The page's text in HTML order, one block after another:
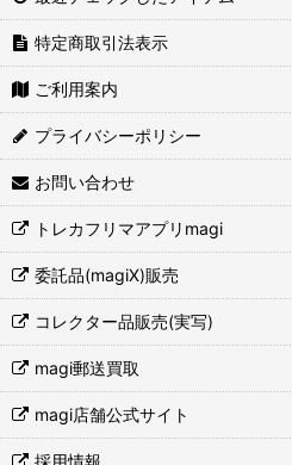
特定商取引法表示
ご利用案内
プライバシーポリシー
お問い合わせ
トレカフリマアプリmagi
委託品(magiX)販売
コレクター品販売(実写)
magi郵送買取
magi店舗公式サイト